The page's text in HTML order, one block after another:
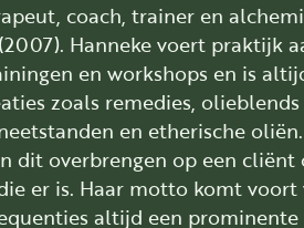
coach, trainer en
Hanneke voert praktijk
en workshops en is
zoals remedies, olieblends
en etherische
dit overbrengen op een cliënt
er is. Haar motto komt
altijd een prominente